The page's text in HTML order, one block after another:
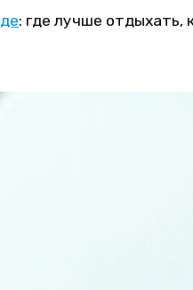
: где лучше отдыхать,